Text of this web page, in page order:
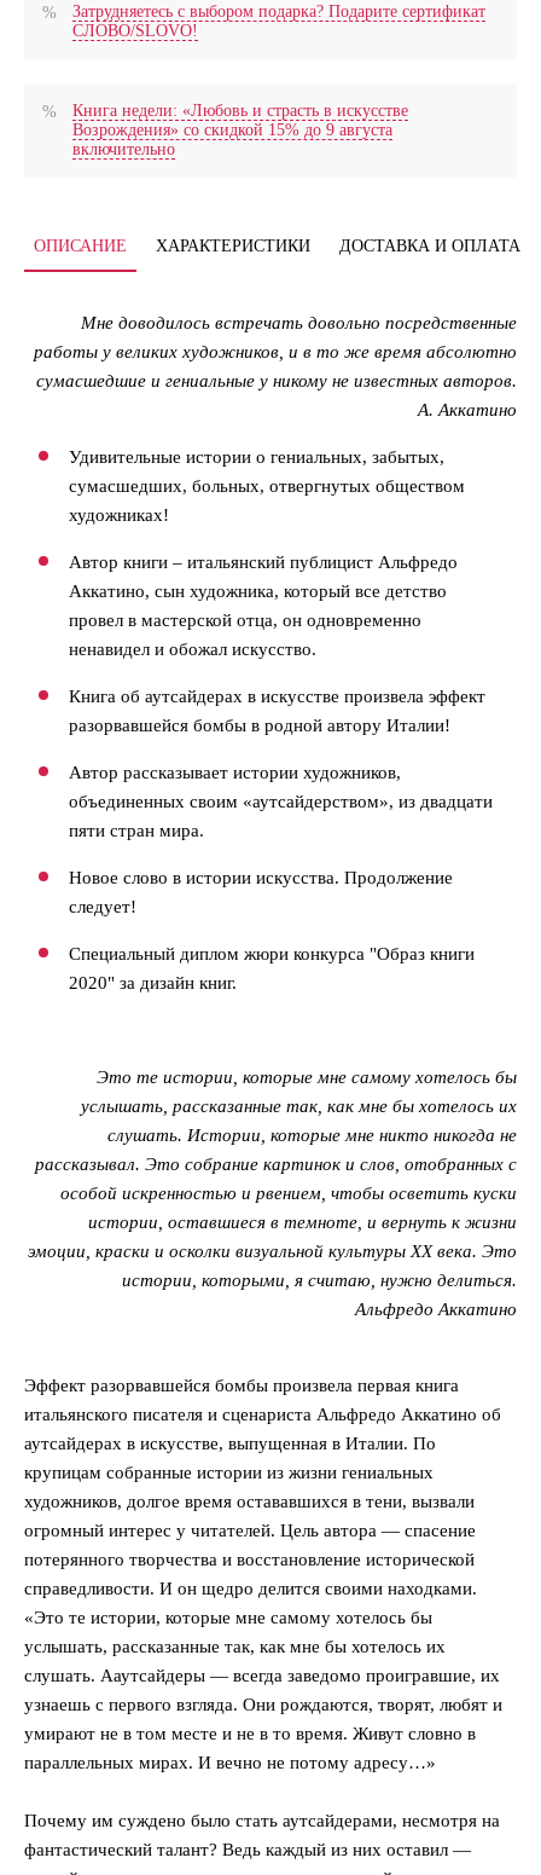
Затрудняетесь с выбором подарка? Подарите сертификат
СЛОВО/SLOVO!
Книга недели: «Любовь и страсть в искусстве
Возрождения» со скидкой 15% до 9 августа
включительно
ОПИСАНИЕ ХАРАКТЕРИСТИКИ ДОСТАВКА И ОПЛАТА
Мне доводилось встречать довольно посредственные
работы у великих художников, и в то же время абсолютно
сумасшедшие и гениальные у никому не известных авторов.
А. Аккатино
Удивительные истории о гениальных, забытых,
сумасшедших, больных, отвергнутых обществом
художниках!
Автор книги – итальянский публицист Альфредо
Аккатино, сын художника, который все детство
провел в мастерской отца, он одновременно
ненавидел и обожал искусство.
Книга об аутсайдерах в искусстве произвела эффект
разорвавшейся бомбы в родной автору Италии!
Автор рассказывает истории художников,
объединенных своим «аутсайдерством», из двадцати
пяти стран мира.
Новое слово в истории искусства. Продолжение
следует!
Специальный диплом жюри конкурса "Образ книги
2020" за дизайн книг.
Это те истории, которые мне самому хотелось бы
услышать, рассказанные так, как мне бы хотелось их
слушать. Истории, которые мне никто никогда не
рассказывал. Это собрание картинок и слов, отобранных с
особой искренностью и рвением, чтобы осветить куски
истории, оставшиеся в темноте, и вернуть к жизни
эмоции, краски и осколки визуальной культуры XX века. Это
истории, которыми, я считаю, нужно делиться.
Альфредо Аккатино
Эффект разорвавшейся бомбы произвела первая книга
итальянского писателя и сценариста Альфредо Аккатино об
аутсайдерах в искусстве, выпущенная в Италии. По
крупицам собранные истории из жизни гениальных
художников, долгое время остававшихся в тени, вызвали
огромный интерес у читателей. Цель автора — спасение
потерянного творчества и восстановление исторической
справедливости. И он щедро делится своими находками.
«Это те истории, которые мне самому хотелось бы
услышать, рассказанные так, как мне бы хотелось их
слушать. Ааутсайдеры — всегда заведомо проигравшие, их
узнаешь с первого взгляда. Они рождаются, творят, любят и
умирают не в том месте и не в то время. Живут словно в
параллельных мирах. И вечно не потому адресу…»
Почему им суждено было стать аутсайдерами, несмотря на
фантастический талант? Ведь каждый из них оставил —